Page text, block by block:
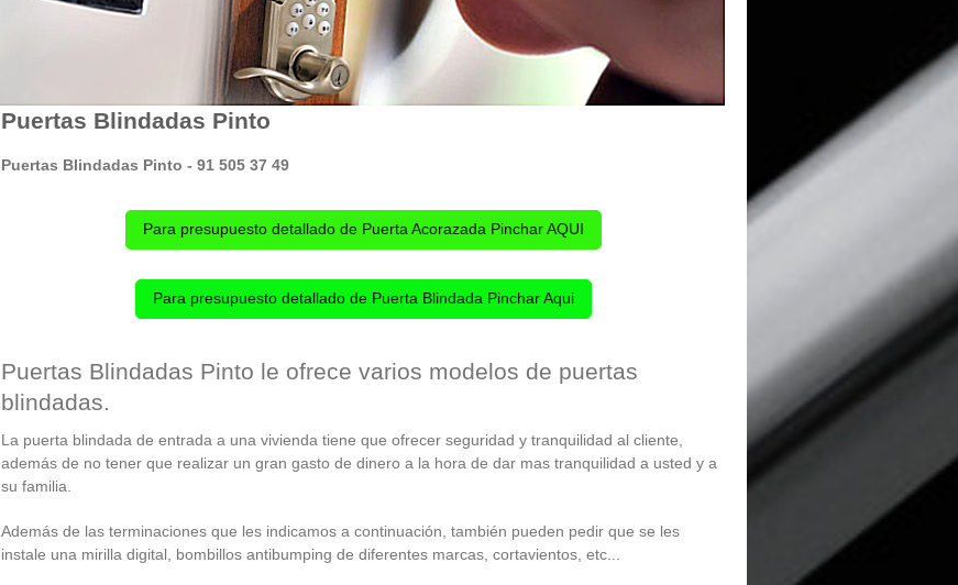
Puertas Blindadas Pinto
Puertas Blindadas Pinto - 91 505 37 49
Para presupuesto detallado de Puerta Acorazada Pinchar AQUI
Para presupuesto detallado de Puerta Blindada Pinchar Aqui
Puertas Blindadas Pinto le ofrece varios modelos de puertas
blindadas.
La puerta blindada de entrada a una vivienda tiene queofrecer seguridad y tranquilidad al cliente,
además de no tener que realizar un gran gasto de dinero a la hora de dar mas tranquilidad a usted y a
su familia.
Además de las terminaciones que les indicamos a continuación, también pueden pedir que se les
instale una mirilla digital, bombillos antibumping de diferentes marcas, cortavientos, etc...